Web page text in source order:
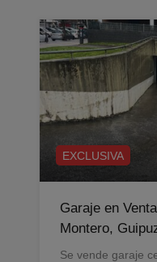
EXCLUSIVA
Garaje en
Montero,
Se vende garaje